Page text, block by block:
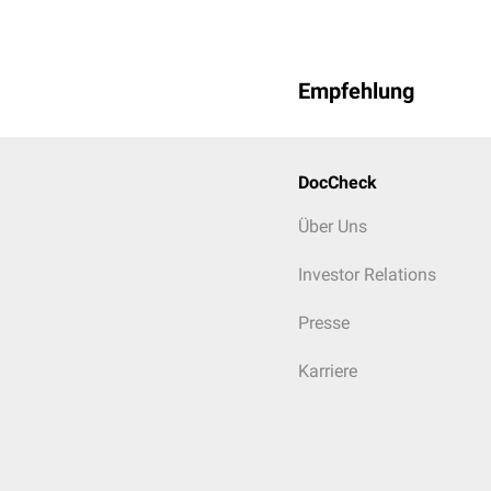
Empfehlung
DocCheck
Über Uns
Investor Relations
Presse
Karriere